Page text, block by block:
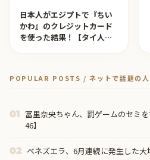
日本人がエジプトで『ちい
かわ』のクレジットカード
を使った結果！【タイ人の
POPULAR POSTS / ネットで話題の人
01 冨里奈央ちゃん、罰ゲームのセミ
46】
02 ベネズエラ、6月連続に発生した